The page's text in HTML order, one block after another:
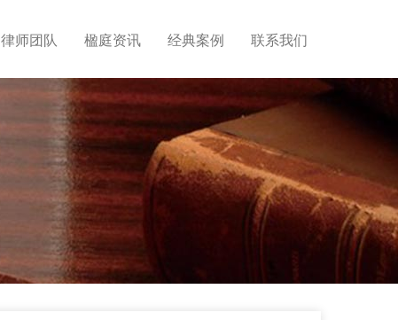
律师团队 楹庭资讯 经典案例 联系我们